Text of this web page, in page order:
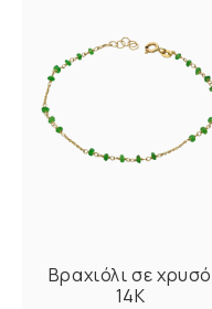
Βραχιόλι σε χρυσό
14Κ